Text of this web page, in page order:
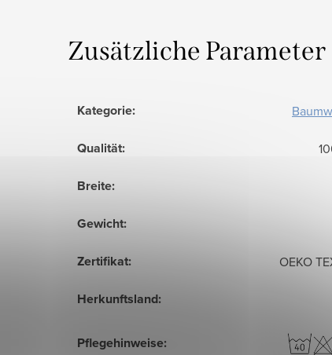
Zusätzliche Parameter
Kategorie:
Qualität:
Breite:
Gewicht:
Zertifikat: OEKO
Herkunftsland:
Pflegehinweise: